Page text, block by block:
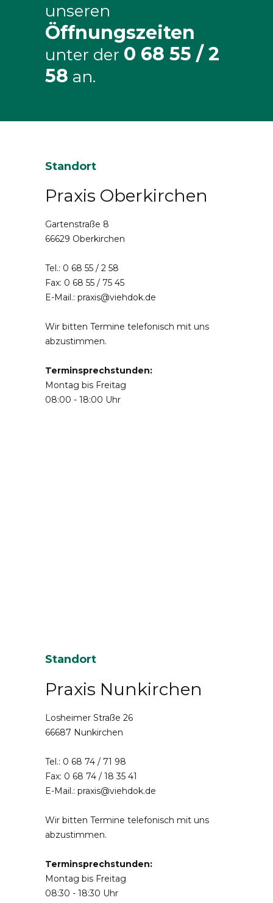
unseren
Öffnungszeiten
unter der 0 68 55 / 2
58 an.
Standort
Praxis Oberkirchen
Gartenstraße 8
66629 Oberkirchen
Tel.: 0 68 55 / 2 58
Fax: 0 68 55 / 75 45
E-Mail.: praxis@viehdok.de
Wir bitten Termine telefonisch mit uns
abzustimmen.
Terminsprechstunden:
Montag bis Freitag
08:00 - 18:00 Uhr
Standort
Praxis Nunkirchen
Losheimer Straße 26
66687 Nunkirchen
Tel.: 0 68 74 / 71 98
Fax: 0 68 74 / 18 35 41
E-Mail.: praxis@viehdok.de
Wir bitten Termine telefonisch mit uns
abzustimmen.
Terminsprechstunden:
Montag bis Freitag
08:30 - 18:30 Uhr